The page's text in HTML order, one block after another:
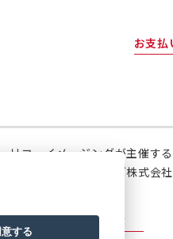
お支払
リコーイメージングが主催する
、リコーイメージング株式会
株式会社の公式サイト
する